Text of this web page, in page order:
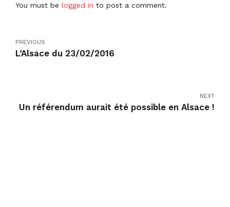
You must be logged in to post a comment.
PREVIOUS
L’Alsace du 23/02/2016
NEXT
Un référendum aurait été possible en Alsace !